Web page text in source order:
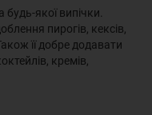
якої випічки.
пирогів, кексів,
її добре додавати
кремів,